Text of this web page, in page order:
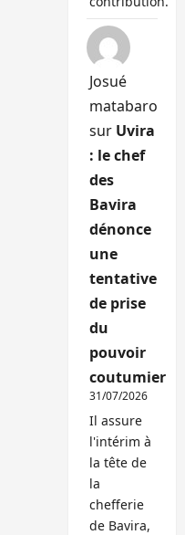
Josué
matabaro
sur Uvira
: le chef
des
Bavira
dénonce
une
tentative
de prise
du
pouvoir
coutumier
31/07/2026
Il assure
l'intérim à
la tête de
la
chefferie
de Bavira,